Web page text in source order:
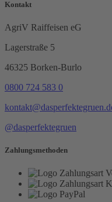
Kontakt
AgriV Raiffeisen eG
Lagerstraße 5
46325 Borken-Burlo
0800 724 583 0
@dasperfektegruen
Zahlungsmethoden